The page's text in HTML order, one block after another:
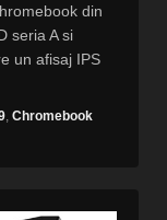
din
seria A si
un afisaj IPS
Chromebook